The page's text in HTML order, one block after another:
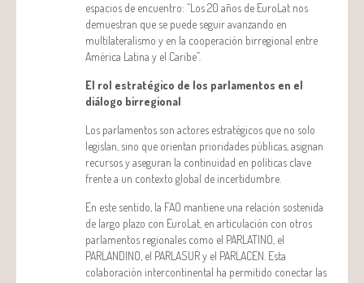
espacios de encuentro: “Los 20 años de EuroLat nos
demuestran que se puede seguir avanzando en
multilateralismo y en la cooperación birregional entre
América Latina y el Caribe”.
El rol estratégico de los parlamentos en el
diálogo birregional
Los parlamentos son actores estratégicos que no solo
legislan, sino que orientan prioridades públicas, asignan
recursos y aseguran la continuidad en políticas clave
frente a un contexto global de incertidumbre.
En este sentido, la FAO mantiene una relación sostenida
de largo plazo con EuroLat, en articulación con otros
parlamentos regionales como el PARLATINO, el
PARLANDINO, el PARLASUR y el PARLACEN. Esta
colaboración intercontinental ha permitido conectar las